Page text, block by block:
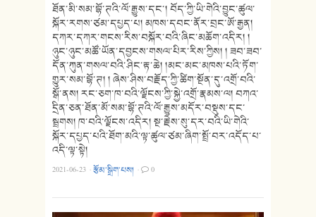
ཐོན་མི་སམ་བྷོ་ཊའི་ལོ་རྒྱུས་དང་། བོད་ཀྱི་ཡི་གེའི་བྱུང་ཚུལ་
སྐོར་རགས་ཙམ་དཔྱད་པ། མཁས་དབང་ནོར་བྲང་ཨོ་རྒྱན།
དཀར་དཀར་གངས་རིས་བསྐོར་བའི་ཞིང་མཆོག་འདིར། །
ཉུང་ཉུང་མཚོ་ཡོན་དབྱངས་གསལ་པིར་རིས་ཀྱིས། ། ཟབ་ཟབ་
དོན་ཀུན་གསལ་བའི་ཤིང་རྟ་ཆེ། །མང་མང་མཁས་པའི་ཏོག་
གྱུར་སམ་བྷོ་ཊ། ། ཞེས་ཤིས་བརྗོད་ཀྱི་ཚིག་སྔོན་དུ་འགྲོ་བའི་
སྒོ་ནས། རང་ཅག་ཁ་བའི་ལྗོངས་ཀྱི་སྐྱེ་འགྲོ་རྣམས་ལ། བཀའ་
དྲིན་ཅན་ཐོན་མོ་སམ་བྷོ་ཊའི་ལོ་རྒྱུས་མདོར་བསྡུས་དང་
སྦྲགས། ཁ་བའི་ལྗོངས་འདིར། སྔ་རྗེས་སུ་དར་བའི་ཡི་གེའི་
སྐོར་དཔྱད་པའི་ཐོག་མའི་ལྟ་ཚུལ་ཙམ་ཞིག་སྤྲོ་བར་འདོད་པ་
འདི་ལྟ་སྟེ།
2021-06-23 ·རྩོམ་སྒྲིག་པས། · 0